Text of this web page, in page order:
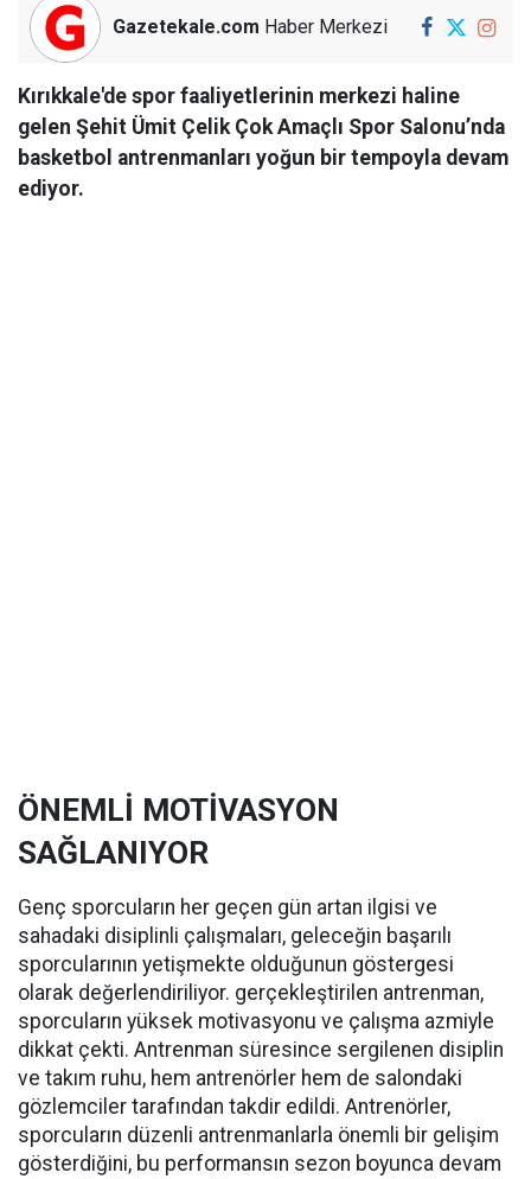
Gazetekale.com Haber Merkezi
Kırıkkale'de spor faaliyetlerinin merkezi haline
gelen Şehit Ümit Çelik Çok Amaçlı Spor Salonu’nda
basketbol antrenmanları yoğun bir tempoyla devam
ediyor.
ÖNEMLİ MOTİVASYON
SAĞLANIYOR
Genç sporcuların her geçen gün artan ilgisi ve
sahadaki disiplinli çalışmaları, geleceğin başarılı
sporcularının yetişmekte olduğunun göstergesi
olarak değerlendiriliyor. gerçekleştirilen antrenman,
sporcuların yüksek motivasyonu ve çalışma azmiyle
dikkat çekti. Antrenman süresince sergilenen disiplin
ve takım ruhu, hem antrenörler hem de salondaki
gözlemciler tarafından takdir edildi. Antrenörler,
sporcuların düzenli antrenmanlarla önemli bir gelişim
gösterdiğini, bu performansın sezon boyunca devam